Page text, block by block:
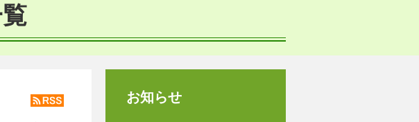
お知らせ